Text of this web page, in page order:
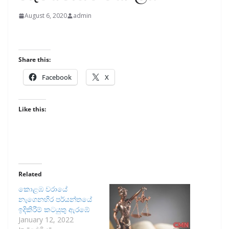
August 6, 2020 admin
Share this:
Facebook X
Like this:
Related
කොළඹ වරායේ
නැගෙනහිර පර්යන්තයේ
ඉදිකිරීම් කටයුතු ඇරඹේ
January 12, 2022